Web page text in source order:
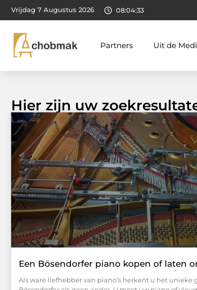
Vrijdag 7 Augustus 2026 08:04:34
Partners Uit de
Hier zijn uw
Een Bösendorfer piano kopen of laten
Als ware liefhebber van piano’s herkent u het unieke